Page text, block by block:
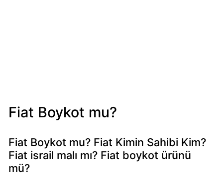
Kim?
Pizza
Hut
Boykot
Fiat Boykot mu?
Fiat Boykot mu? Fiat Kimin Sahibi Kim?
Fiat israil malı mı? Fiat boykot ürünü
mü?